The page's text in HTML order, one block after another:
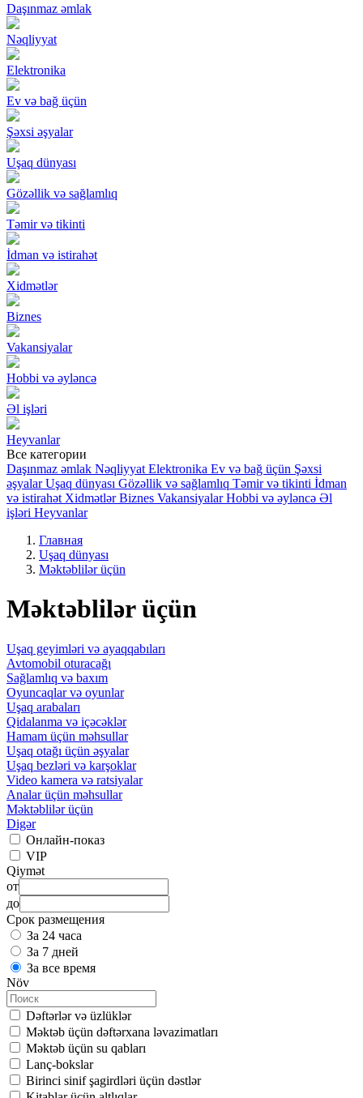
Daşınmaz əmlak
Nəqliyyat
Elektronika
Ev və bağ üçün
Şəxsi əşyalar
Uşaq dünyası
Gözəllik və sağlamlıq
Təmir və tikinti
İdman və istirahət
Xidmətlər
Biznes
Vakansiyalar
Hobbi və əyləncə
Əl işləri
Heyvanlar
Все категории
Daşınmaz əmlak Nəqliyyat Elektronika Ev və bağ üçün Şəxsi
əşyalar Uşaq dünyası Gözəllik və sağlamlıq Təmir və tikinti İdman
və istirahət Xidmətlər Biznes Vakansiyalar Hobbi və əyləncə Əl
işləri Heyvanlar
Главная
Uşaq dünyası
Məktəblilər üçün
Məktəblilər üçün
Uşaq geyimləri və ayaqqabıları
Avtomobil oturacağı
Sağlamlıq və baxım
Oyuncaqlar və oyunlar
Uşaq arabaları
Qidalanma və içəcəklər
Hamam üçün məhsullar
Uşaq otağı üçün əşyalar
Uşaq bezləri və karşoklar
Video kamera və ratsiyalar
Analar üçün məhsullar
Məktəblilər üçün
Digər
Онлайн-показ
VIP
Qiymət
от
до
Срок размещения
За 24 часа
За 7 дней
За все время
Növ
Dəftərlər və üzlüklər
Məktəb üçün dəftərxana ləvazimatları
Məktəb üçün su qabları
Lanç-bokslar
Birinci sinif şagirdləri üçün dəstlər